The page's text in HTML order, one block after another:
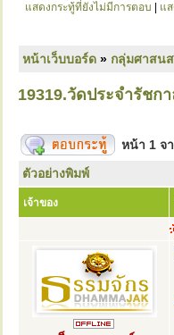
แสดงกระทู้ที่ยังไม่มีการตอบ แ
หน้าเว็บบอร์ด » กลุ่มศาสน
19319.วัดประจำรัชก
หน้า 1 จ
ตัวอย่างพิมพ์
เจ้าของ